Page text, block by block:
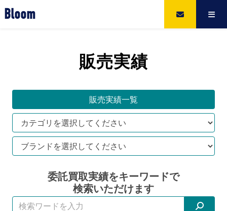
Bloom
販売実績
販売実績一覧
委託買取実績をキーワードで
検索いただけます